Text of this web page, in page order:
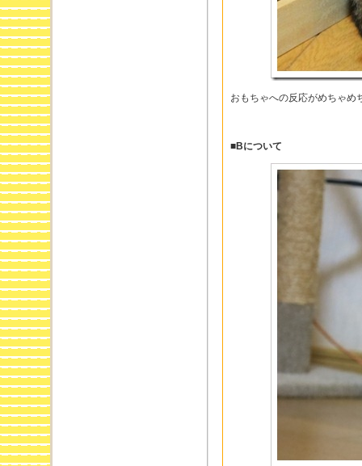
おもちゃへの反応がめちゃめ
■Bについて